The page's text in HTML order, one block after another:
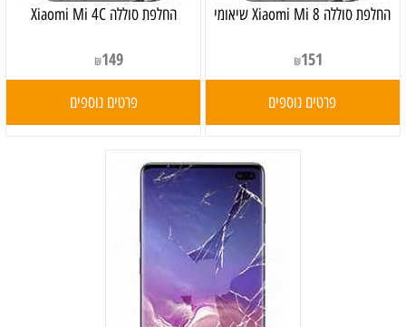
‏החלפת סוללה Xiaomi Mi 8 שיאומי
₪151
פרטים נוספים
החלפת סוללה Xiaomi Mi 4C
₪149
פרטים נוספים